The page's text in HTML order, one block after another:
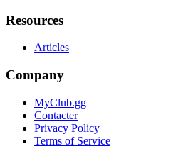
Resources
Articles
Company
MyClub.gg
Contacter
Privacy Policy
Terms of Service